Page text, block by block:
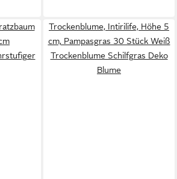
Trockenblume, Intirilife, Höhe 5
cm, Pampasgras 30 Stück Weiß
Trockenblume Schilfgras Deko
Blume